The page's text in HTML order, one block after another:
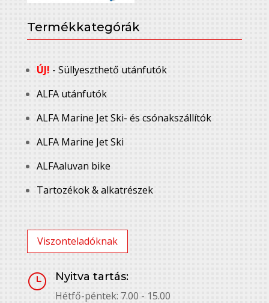
Termékkategórák
ÚJ! - Süllyeszthető utánfutók
ALFA utánfutók
ALFA Marine Jet Ski- és csónakszállítók
ALFA Marine Jet Ski
ALFAaluvan bike
Tartozékok & alkatrészek
Viszonteladóknak
}
Nyitva tartás:
Hétfő-péntek: 7.00 - 15.00